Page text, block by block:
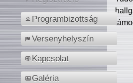
Programbizottság
Versenyhelyszín
Kapcsolat
Galéria